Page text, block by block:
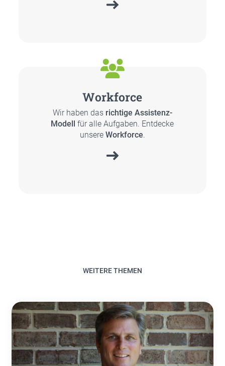
Work­force
Wir haben das rich­ti­ge Assis­tenz-
Modell
für alle Auf­ga­ben. Ent­de­cke
unse­re Work­force.
WEITERE THEMEN